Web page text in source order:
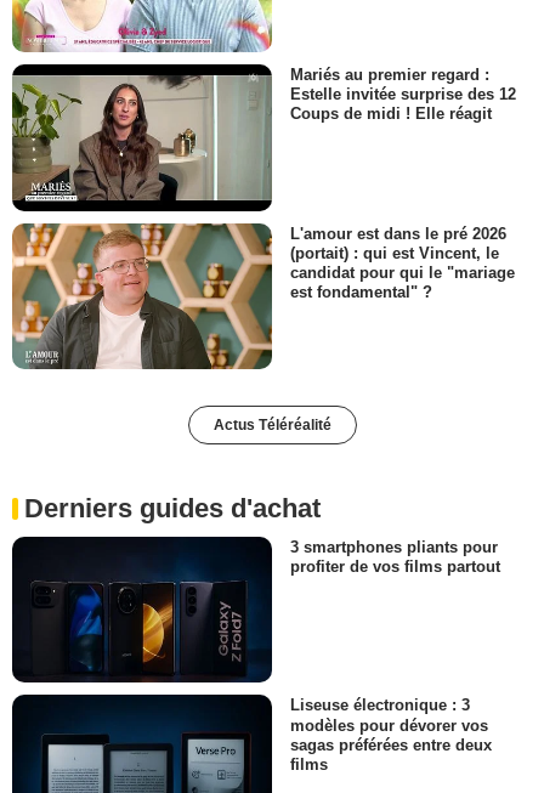
Mariés au premier regard :
Estelle invitée surprise des 12
Coups de midi ! Elle réagit
L'amour est dans le pré 2026
(portait) : qui est Vincent, le
candidat pour qui le "mariage
est fondamental" ?
Actus Téléréalité
Derniers guides d'achat
3 smartphones pliants pour
profiter de vos films partout
Liseuse électronique : 3
modèles pour dévorer vos
sagas préférées entre deux
films